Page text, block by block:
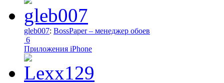
gleb007: BossPaper – менеджер обоев
6
Приложения iPhone